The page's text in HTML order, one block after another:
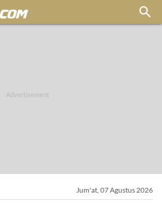

Jum'at, 07 Agustus 2026